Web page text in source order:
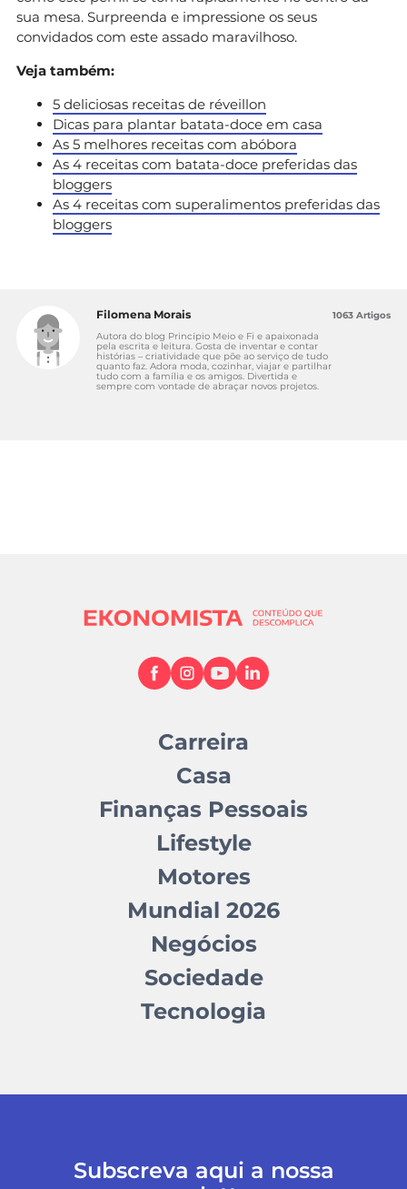
sua mesa. Surpreenda e impressione os seus
convidados com este assado maravilhoso.
Veja também:
5 deliciosas receitas de réveillon
Dicas para plantar batata-doce em casa
As 5 melhores receitas com abóbora
As 4 receitas com batata-doce preferidas das
bloggers
As 4 receitas com superalimentos preferidas das
bloggers
Filomena Morais
Autora do blog Princípio Meio e Fi e apaixonada
pela escrita e leitura. Gosta de inventar e contar
histórias – criatividade que põe ao serviço de tudo
quanto faz. Adora moda, cozinhar, viajar e partilhar
tudo com a família e os amigos. Divertida e
sempre com vontade de abraçar novos projetos.
1063 Artigos
Carreira
Casa
Finanças Pessoais
Lifestyle
Motores
Mundial 2026
Negócios
Sociedade
Tecnologia
Subscreva aqui a nossa